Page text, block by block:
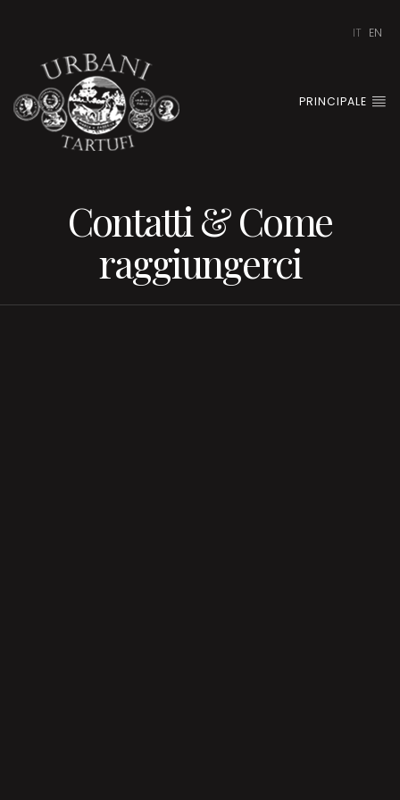
IT EN
PRINCIPALE
Contatti & Come
raggiungerci